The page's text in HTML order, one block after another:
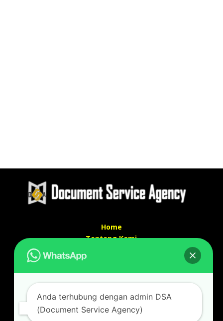
Home
Tentang Kami
Kontak kami
Alamat kantor :
Jl Swadaya Pam No 6 Rt 006 Rw 007 Jatinegara,
Anda terhubung dengan admin DSA
(Document Service Agency)